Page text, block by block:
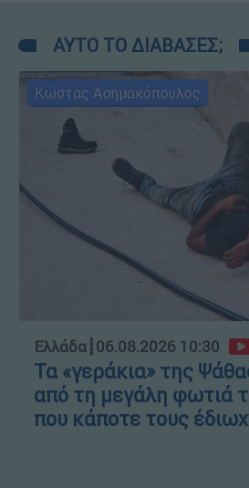
ΑΥΤΟ ΤΟ ΔΙΑΒΑΣΕΣ;
Κώστας Ασημακόπουλος
Ελλάδα┋06.08.2026 10:30
Τα «γεράκια» της
από τη μεγάλη φωτιά
που κάποτε τους